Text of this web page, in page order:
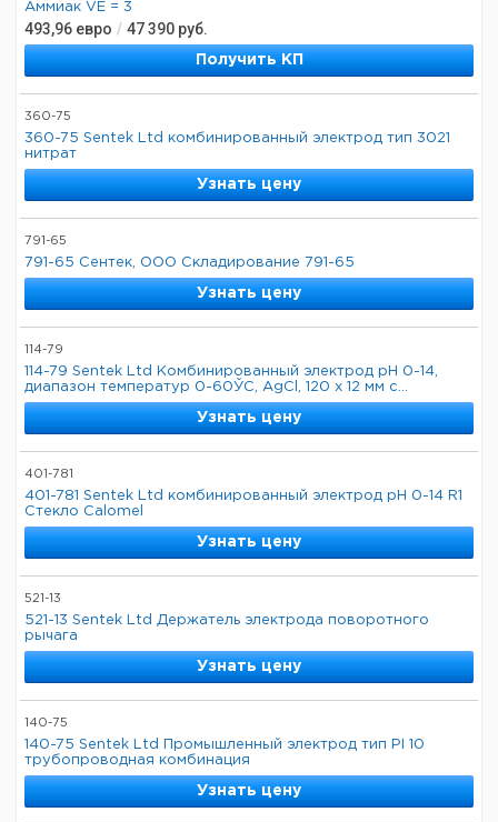
Аммиак VE = 3
493,96 евро / 47 390 руб.
Получить КП
360-75
360-75 Sentek Ltd комбинированный электрод тип 3021
нитрат
Узнать цену
791-65
791-65 Сентек, ООО Складирование 791-65
Узнать цену
114-79
114-79 Sentek Ltd Комбинированный электрод pH 0-14,
диапазон температур 0-60ЎC, AgCl, 120 x 12 мм с...
Узнать цену
401-781
401-781 Sentek Ltd комбинированный электрод pH 0-14 R1
Стекло Calomel
Узнать цену
521-13
521-13 Sentek Ltd Держатель электрода поворотного
рычага
Узнать цену
140-75
140-75 Sentek Ltd Промышленный электрод тип PI 10
трубопроводная комбинация
Узнать цену